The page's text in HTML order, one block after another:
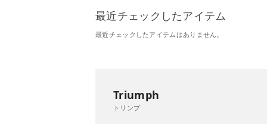
最近チェックしたアイテム
最近チェックしたアイテムはありません。
Triumph
トリンプ